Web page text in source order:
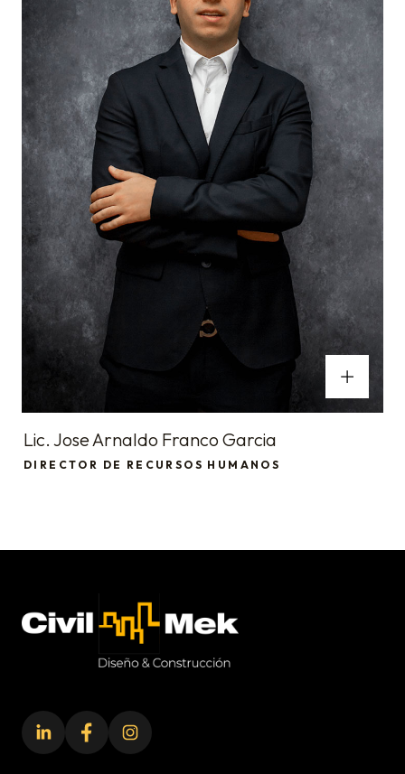
Lic. Jose Arnaldo Franco Garcia
DIRECTOR DE RECURSOS HUMANOS